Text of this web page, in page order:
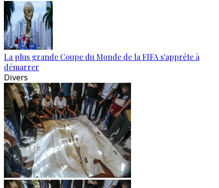
La plus grande Coupe du Monde de la FIFA s'apprête à
démarrer
Divers